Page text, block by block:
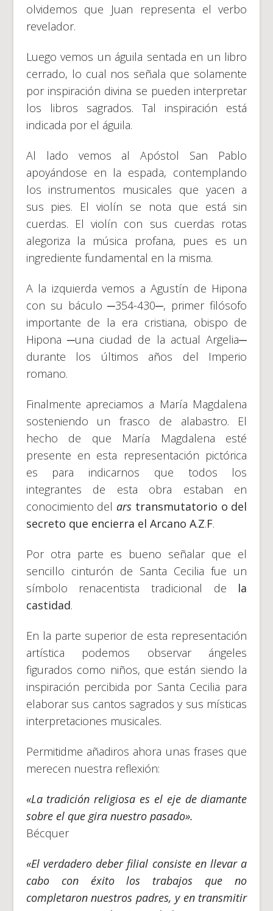
olvidemos que Juan representa el verbo
revelador.
Luego vemos un águila sentada en un libro
cerrado, lo cual nos señala que solamente
por inspiración divina se pueden interpretar
los libros sagrados. Tal inspiración está
indicada por el águila.
Al lado vemos al Apóstol San Pablo
apoyándose en la espada, contemplando
los instrumentos musicales que yacen a
sus pies. El violín se nota que está sin
cuerdas. El violín con sus cuerdas rotas
alegoriza la música profana, pues es un
ingrediente fundamental en la misma.
A la izquierda vemos a Agustín de Hipona
con su báculo ─354-430─, primer filósofo
importante de la era cristiana, obispo de
Hipona ─una ciudad de la actual Argelia─
durante los últimos años del Imperio
romano.
Finalmente apreciamos a María Magdalena
sosteniendo un frasco de alabastro. El
hecho de que María Magdalena esté
presente en esta representación pictórica
es para indicarnos que todos los
integrantes de esta obra estaban en
conocimiento del ars transmutatorio o del
secreto que encierra el Arcano A.Z.F.
Por otra parte es bueno señalar que el
sencillo cinturón de Santa Cecilia fue un
símbolo renacentista tradicional de la
castidad.
En la parte superior de esta representación
artística podemos observar ángeles
figurados como niños, que están siendo la
inspiración percibida por Santa Cecilia para
elaborar sus cantos sagrados y sus místicas
interpretaciones musicales.
Permitidme añadiros ahora unas frases que
merecen nuestra reflexión:
«La tradición religiosa es el eje de diamante
sobre el que gira nuestro pasado».
Bécquer
«El verdadero deber filial consiste en llevar a
cabo con éxito los trabajos que no
completaron nuestros padres, y en transmitir